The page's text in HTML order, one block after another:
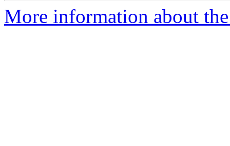
More information about